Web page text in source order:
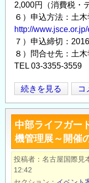
2,000円（消費税・
６）申込方法：土
http://
７）申込締切：
８）問合せ先：土
TEL 03-3355-3559
第
16
回
地
震
災
害
マ
続きを見る コ
中部ライフガー
機管理展～開催
投稿者 名古屋国際見
12:42